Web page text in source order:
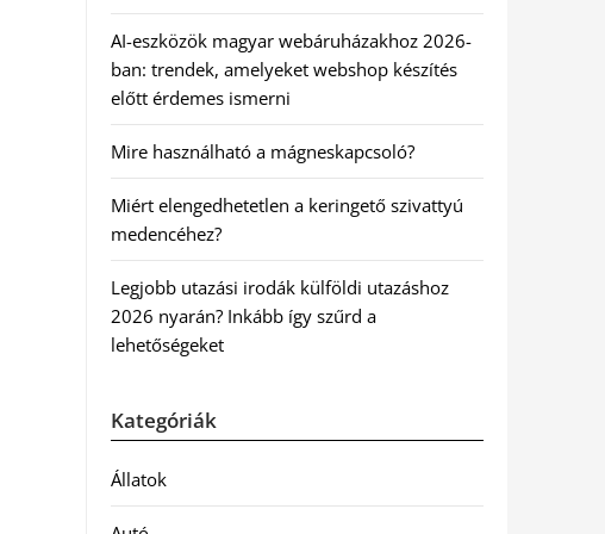
AI-eszközök magyar webáruházakhoz 2026-
ban: trendek, amelyeket webshop készítés
előtt érdemes ismerni
Mire használható a mágneskapcsoló?
Miért elengedhetetlen a keringető szivattyú
medencéhez?
Legjobb utazási irodák külföldi utazáshoz
2026 nyarán? Inkább így szűrd a
lehetőségeket
Kategóriák
Állatok